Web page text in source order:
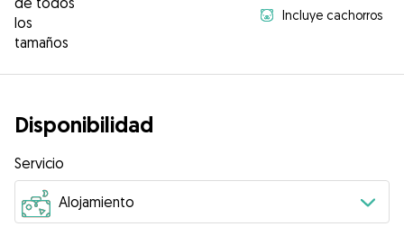
los
tamaños
Incluye cachorros
Disponibilidad
Servicio